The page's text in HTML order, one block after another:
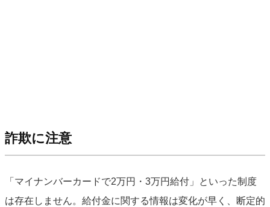
詐欺に注意
「マイナンバーカードで2万円・3万円給付」といった制度
は存在しません。給付金に関する情報は変化が早く、断定的